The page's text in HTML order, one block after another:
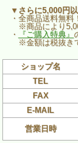
▼さらに5,000円
・全商品送料無料
※商品により
・
『ご購入特典』
※金額は税抜き
ショップ名
TEL
FAX
E-MAIL
営業日時